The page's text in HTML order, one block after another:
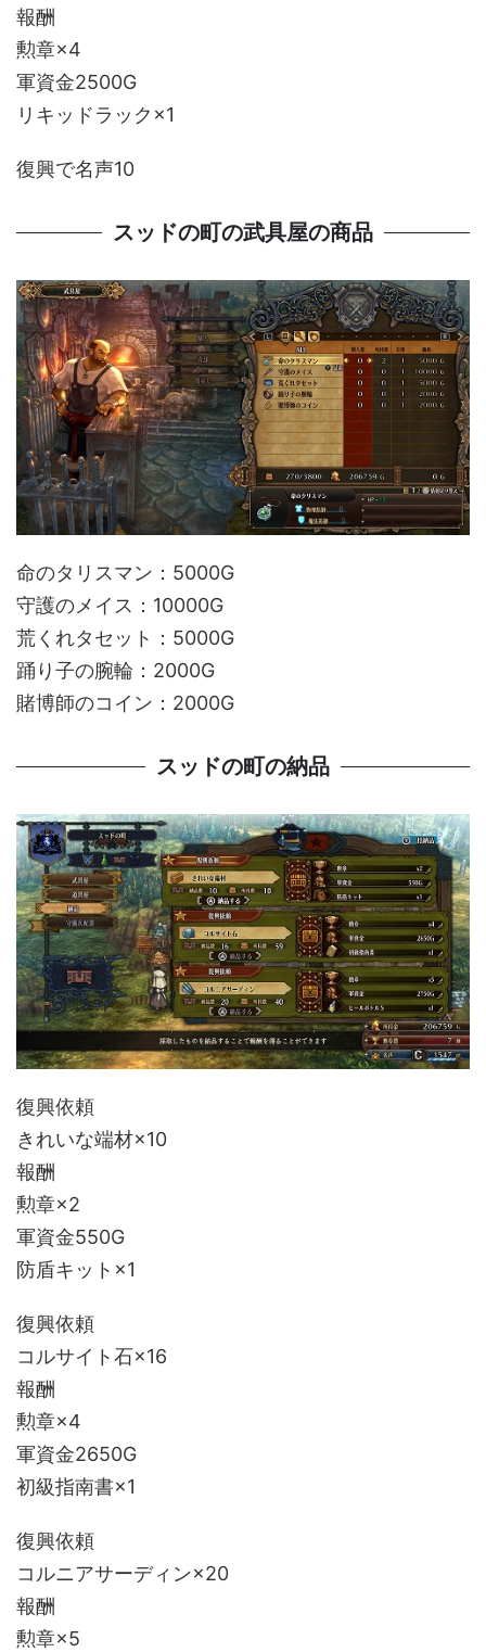
報酬
勲章×4
軍資金2500G
リキッドラック×1
復興で名声10
スッドの町の武具屋の商品
命のタリスマン：5000G
守護のメイス：10000G
荒くれタセット：5000G
踊り子の腕輪：2000G
賭博師のコイン：2000G
スッドの町の納品
復興依頼
きれいな端材×10
報酬
勲章×2
軍資金550G
防盾キット×1
復興依頼
コルサイト石×16
報酬
勲章×4
軍資金2650G
初級指南書×1
復興依頼
コルニアサーディン×20
報酬
勲章×5